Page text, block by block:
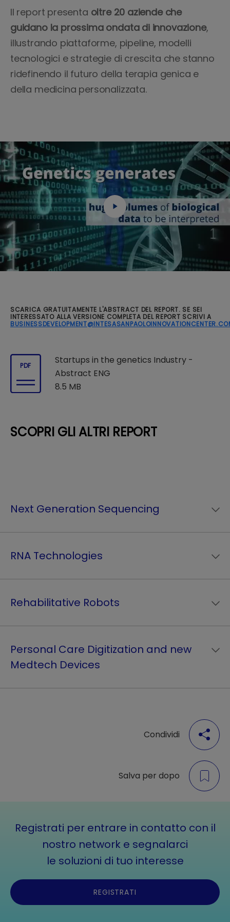
Il report presenta oltre 20 aziende che
guidano la prossima ondata di innovazione,
illustrando piattaforme, pipeline, modelli
tecnologici e strategie di crescita che stanno
ridefinendo il futuro della terapia genica e
della medicina personalizzata.
SCARICA GRATUITAMENTE L'ABSTRACT DEL REPORT. SE SEI
INTERESSATO ALLA VERSIONE COMPLETA DEL REPORT SCRIVI A
PDF
Startups in the genetics Industry -
Abstract ENG
8.5 MB
SCOPRI GLI ALTRI REPORT
Next Generation Sequencing
RNA Technologies
Rehabilitative Robots
Personal Care Digitization and new
Medtech Devices
Condividi
Salva per dopo
Registrati per entrare in contatto con il
nostro network e segnalarci
le soluzioni di tuo interesse
REGISTRATI